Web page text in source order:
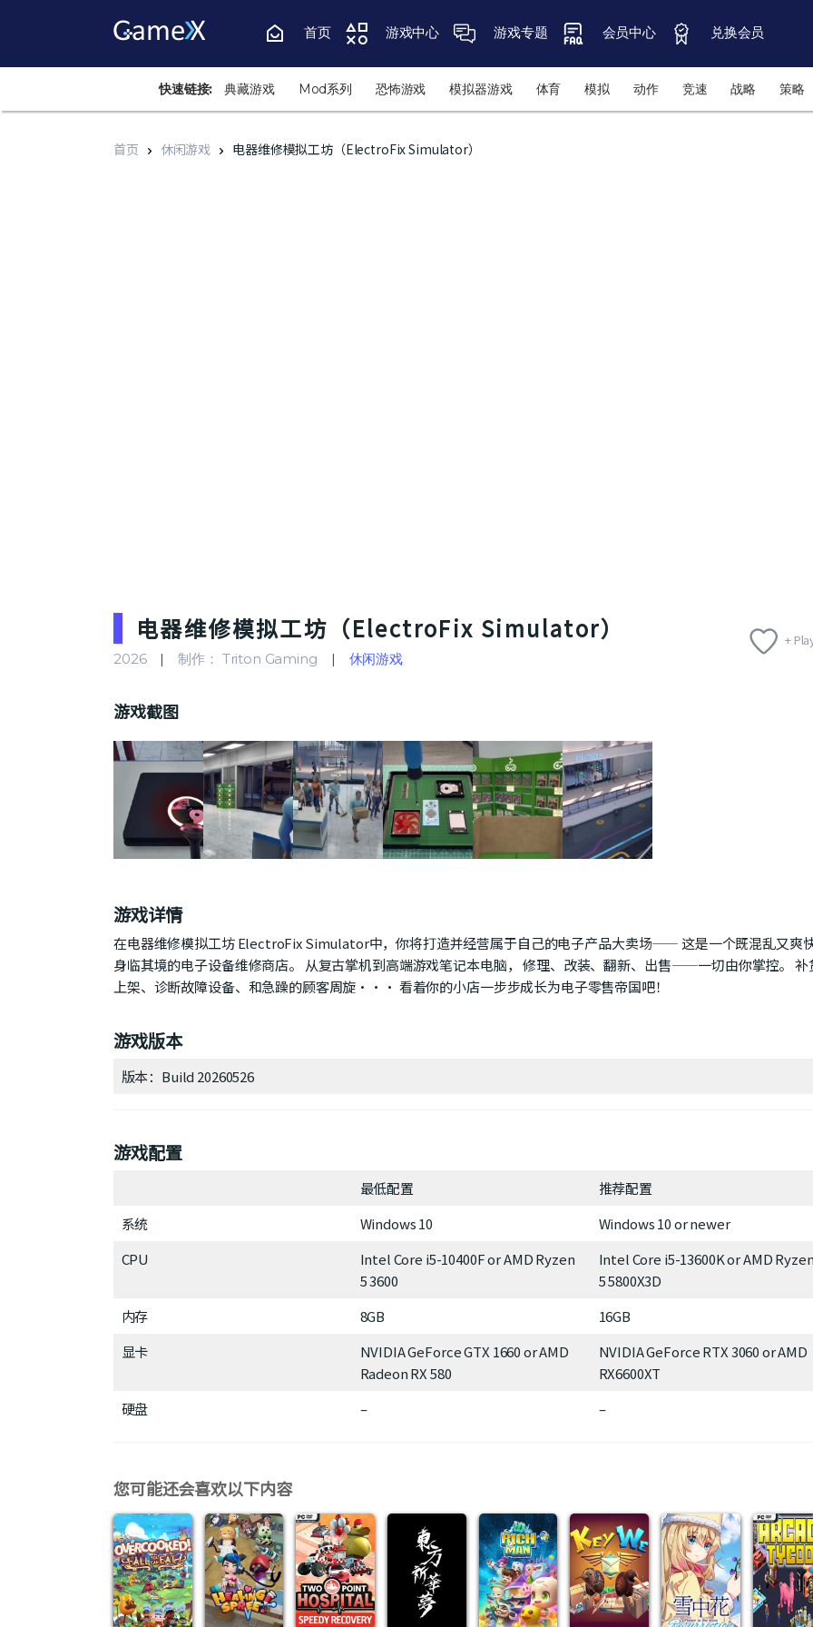
首页 游戏中心 游戏专题 会员中心 兑换会员
快速链接: 典藏游戏 Mod系列 恐怖游戏 模拟器游戏 体育 模拟 动作 竞速 战略 策略
首页 休闲游戏 电器维修模拟工坊（ElectroFix Simulator）
电器维修模拟工坊（ElectroFix Simulator）
2026 制作： Triton Gaming 休闲游戏
+
游戏截图
游戏详情
在电器维修模拟工坊 ElectroFix Simulator中，你将打造并经营属于自己的电子产品大卖场—— 这是一个既混乱又爽
身临其境的电子设备维修商店。 从复古掌机到高端游戏笔记本电脑， 修理、改装、翻新、出售——一切由你掌控。 补
上架、诊断故障设备、和急躁的顾客周旋··· 看着你的小店一步步成长为电子零售帝国吧！
游戏版本
版本：Build 20260526
游戏配置
最低配置
推荐配置
系统
Windows 10
Windows 10 or newer
CPU
Intel Core i5-10400F or AMD Ryzen
5 3600
Intel Core i5-13600K or AMD
5 5800X3D
内存
8GB
16GB
显卡
NVIDIA GeForce GTX 1660 or AMD
Radeon RX 580
NVIDIA GeForce RTX 3060 or AMD
RX6600XT
硬盘
– –
您可能还会喜欢以下内容